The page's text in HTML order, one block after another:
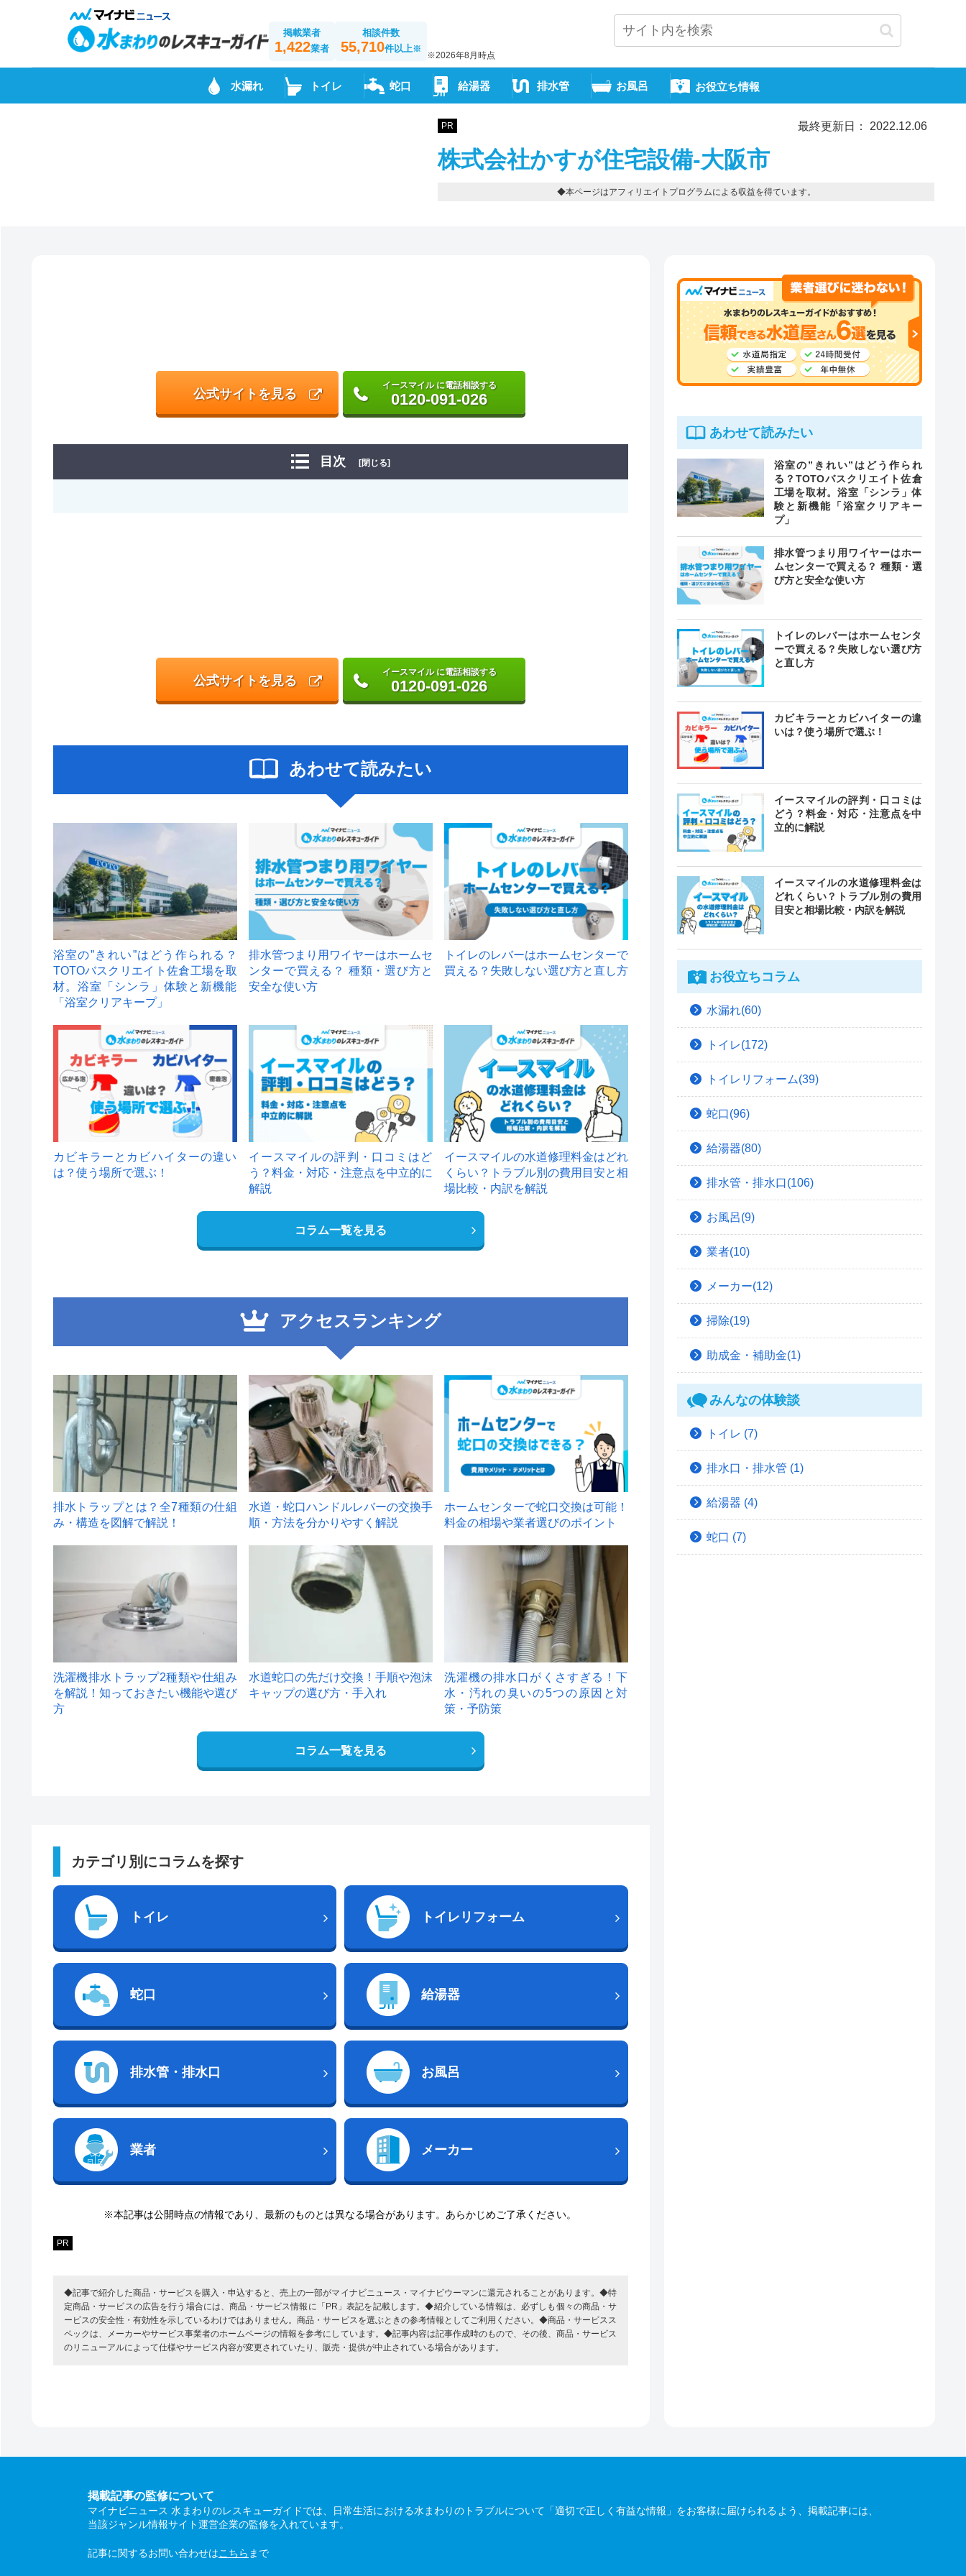
掲載業者
1,422業者
相談件数
55,710件以上※
※2026年8月時点
水漏れ トイレ 蛇口 給湯器 排水管 お風呂 お役立ち情報
PR 最終更新日： 2022.12.06
株式会社かすが住宅設備-大阪市
◆本ページはアフィリエイトプログラムによる収益を得ています。
公式サイトを見る
イースマイル に電話相談する
0120-091-026
目次 [閉じる]
公式サイトを見る
イースマイル に電話相談する
0120-091-026
あわせて読みたい
浴室の”きれい”はどう作られる？
TOTOバスクリエイト佐倉工場を取
材。浴室「シンラ」体験と新機能
「浴室クリアキープ」
排水管つまり用ワイヤーはホームセ
ンターで買える？ 種類・選び方と
安全な使い方
トイレのレバーはホームセンターで
買える？失敗しない選び方と直し方
カビキラーとカビハイターの違い
は？使う場所で選ぶ！
イースマイルの評判・口コミはど
う？料金・対応・注意点を中立的に
解説
イースマイルの水道修理料金はどれ
くらい？トラブル別の費用目安と相
場比較・内訳を解説
コラム一覧を見る
アクセスランキング
1
排水トラップとは？全7種類の仕組
み・構造を図解で解説！
2
水道・蛇口ハンドルレバーの交換手
順・方法を分かりやすく解説
ホームセンターで蛇口交換は可能！
料金の相場や業者選びのポイント
洗濯機排水トラップ2種類や仕組み
を解説！知っておきたい機能や選び
方
水道蛇口の先だけ交換！手順や泡沫
キャップの選び方・手入れ
洗濯機の排水口がくさすぎる！下
水・汚れの臭いの5つの原因と対
策・予防策
コラム一覧を見る
カテゴリ別にコラムを探す
トイレ トイレリフォーム
蛇口 給湯器
排水管・排水口 お風呂
業者 メーカー
※本記事は公開時点の情報であり、最新のものとは異なる場合があります。あらかじめご了承ください。
PR
◆記事で紹介した商品・サービスを購入・申込すると、売上の一部がマイナビニュース・マイナビウーマンに還元されることがあります。◆特
定商品・サービスの広告を行う場合には、商品・サービス情報に「PR」表記を記載します。◆紹介している情報は、必ずしも個々の商品・サ
ービスの安全性・有効性を示しているわけではありません。商品・サービスを選ぶときの参考情報としてご利用ください。◆商品・サービスス
ペックは、メーカーやサービス事業者のホームページの情報を参考にしています。◆記事内容は記事作成時のもので、その後、商品・サービス
のリニューアルによって仕様やサービス内容が変更されていたり、販売・提供が中止されている場合があります。
あわせて読みたい
浴室の”きれい”はどう作られ
る？TOTOバスクリエイト佐倉
工場を取材。浴室「シンラ」体
験と新機能「浴室クリアキー
プ」
排水管つまり用ワイヤーはホー
ムセンターで買える？ 種類・選
び方と安全な使い方
トイレのレバーはホームセンタ
ーで買える？失敗しない選び方
と直し方
カビキラーとカビハイターの違
いは？使う場所で選ぶ！
イースマイルの評判・口コミは
どう？料金・対応・注意点を中
立的に解説
イースマイルの水道修理料金は
どれくらい？トラブル別の費用
目安と相場比較・内訳を解説
お役立ちコラム
水漏れ(60)
トイレ(172)
トイレリフォーム(39)
蛇口(96)
給湯器(80)
排水管・排水口(106)
お風呂(9)
業者(10)
メーカー(12)
掃除(19)
助成金・補助金(1)
みんなの体験談
トイレ (7)
排水口・排水管 (1)
給湯器 (4)
蛇口 (7)
掲載記事の監修について
マイナビニュース 水まわりのレスキューガイドでは、日常生活における水まわりのトラブルについて「適切で正しく有益な情報」をお客様に届けられるよう、掲載記事には、
当該ジャンル情報サイト運営企業の監修を入れています。
記事に関するお問い合わせはこちら まで